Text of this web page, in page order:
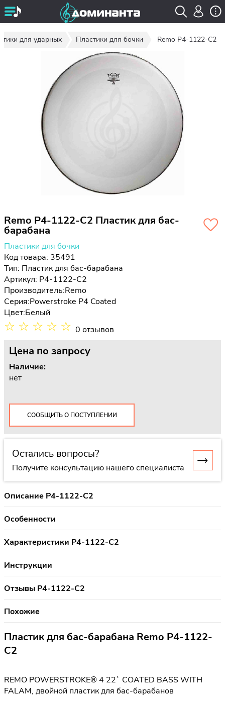
для ударных Пластики для бочки Remo P4-1122-C2
Remo P4-1122-C2 Пластик для бас-
барабана
Пластики для бочки
Код товара: 35491
Тип: Пластик для бас-барабана
Артикул: P4-1122-C2
Производитель:Remo
Серия:Powerstroke P4 Coated
Цвет:Белый
☆ ☆ ☆ ☆ ☆ 0 отзывов
Цена по запросу
Наличие:
нет
СООБЩИТЬ О ПОСТУПЛЕНИИ
Остались вопросы?
Получите консультацию нашего специалиста
Описание P4-1122-C2
Особенности
Характеристики P4-1122-C2
Инструкции
Отзывы P4-1122-C2
Похожие
Пластик для бас-барабана Remo P4-1122-
C2
REMO POWERSTROKE® 4 22` COATED BASS WITH
FALAM, двойной пластик для бас-барабанов